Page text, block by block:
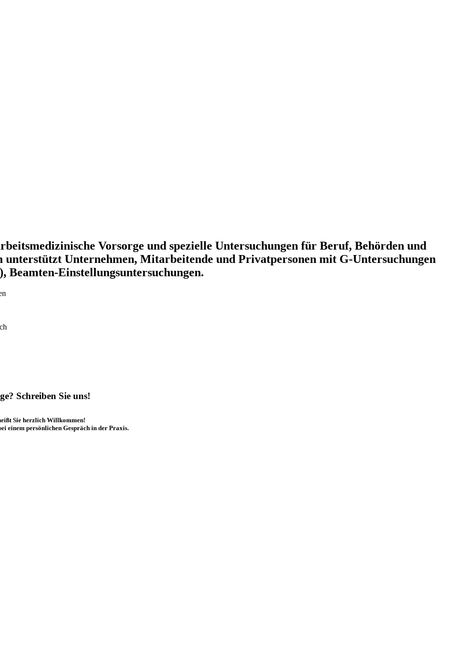
Vorsorge und spezielle Untersuchungen für Beruf, Behörden und
Unternehmen, Mitarbeitende und Privatpersonen mit G-Untersuchungen
Beamten-Einstellungsuntersuchungen.
Schreiben Sie uns!
Sie herzlich Willkommen!
einem persönlichen Gespräch in der Praxis.